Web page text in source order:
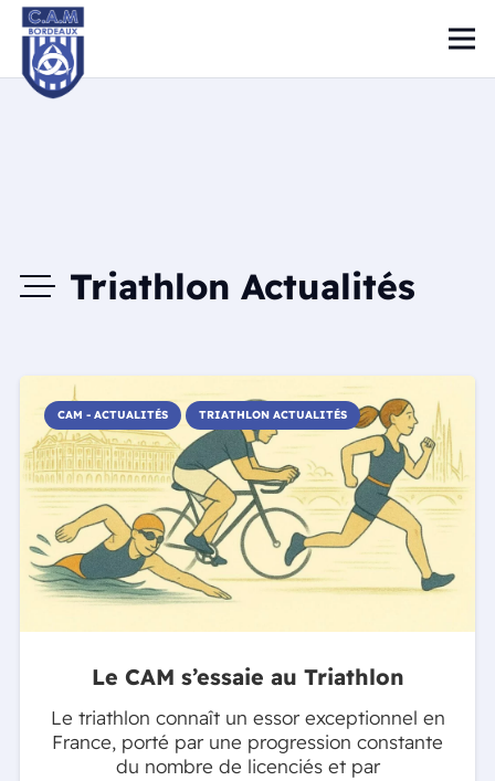
Triathlon Actualités
CAM - ACTUALITÉS TRIATHLON ACTUALITÉS
Le CAM s’essaie au Triathlon
Le triathlon connaît un essor exceptionnel en
France, porté par une progression constante
du nombre de licenciés et par